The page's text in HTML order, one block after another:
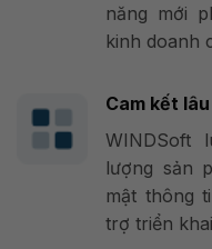
năng mới
kinh doanh
Cam kết
WINDSoft
lượng sản
mật thông
trợ triển